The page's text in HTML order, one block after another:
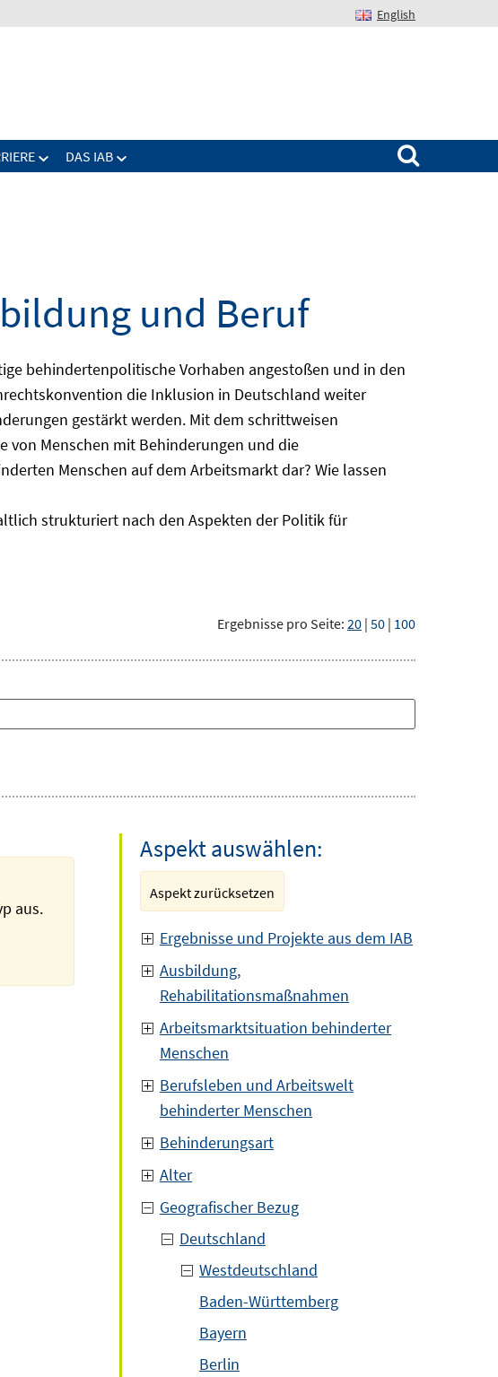
English
DAS IAB
Suchen nach:
und Beruf
behindertenpolitische Vorhaben angestoßen und in den
die Inklusion in Deutschland weiter
gestärkt werden. Mit dem schrittweisen
von Menschen mit Behinderungen und die
Menschen auf dem Arbeitsmarkt dar? Wie lassen
strukturiert nach den Aspekten der Politik für
Ergebnisse pro Seite: 20 | 50 | 100
aus.
Aspekt auswählen:
Aspekt zurücksetzen
Ergebnisse und Projekte aus dem IAB
Ausbildung,
Rehabilitationsmaßnahmen
Arbeitsmarktsituation behinderter
Menschen
Berufsleben und Arbeitswelt
behinderter Menschen
Behinderungsart
Alter
Geografischer Bezug
Deutschland
Westdeutschland
Baden-Württemberg
Bayern
Berlin